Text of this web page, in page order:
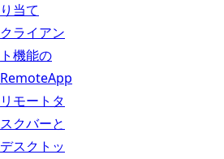
り当て
クライアン
ト機能の
RemoteApp
リモートタ
スクバーと
デスクトッ